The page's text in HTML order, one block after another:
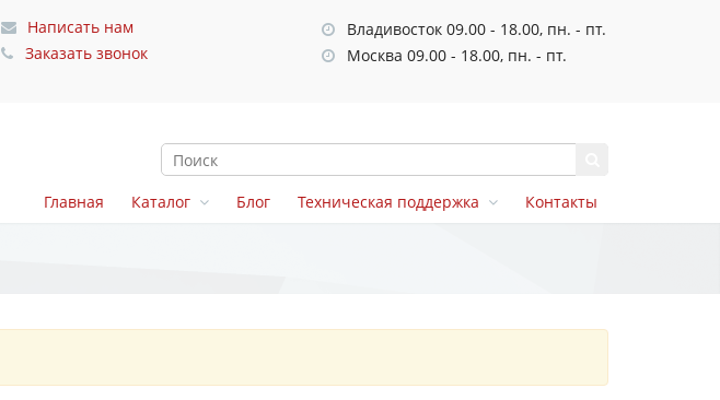
Написать нам
Заказать звонок
Владивосток 09.00 - 18.00, пн. - пт.
Москва 09.00 - 18.00, пн. - пт.
Главная Каталог Блог Техническая поддержка Контакты